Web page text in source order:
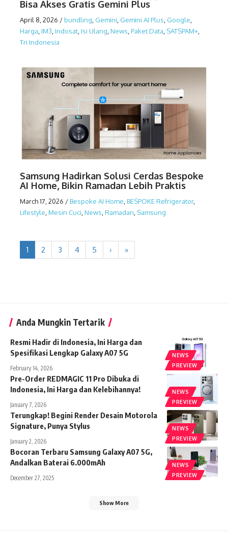
Bisa Akses Gratis Gemini Plus
April 8, 2026 /bundling Gemini Gemini AI Plus Google
Harga IM3 Indosat Isi Ulang News Paket Data SATSPAM+
Tri Indonesia
Samsung Hadirkan Solusi Cerdas Bespoke
AI Home, Bikin Ramadan Lebih Praktis
March 17, 2026 /Bespoke AI Home,BESPOKE Refrigerator,
Lifestyle,Mesin Cuci,News,Ramadan, Samsung
1 2 3 4 5 › »
Anda Mungkin Tertarik
NEWS
PREVIEW
Resmi Hadir di Indonesia, Ini Harga dan
Spesifikasi Lengkap Galaxy A07 5G
February 14, 2026
NEWS
PREVIEW
Pre-Order REDMAGIC 11 Pro Dibuka di
Indonesia, Ini Harga dan Kelebihannya!
January 7, 2026
NEWS
PREVIEW
Terungkap! Begini Render Desain Motorola
Signature, Punya Stylus
January 2, 2026
NEWS
PREVIEW
Bocoran Terbaru Samsung Galaxy A07 5G,
Andalkan Baterai 6.000mAh
December 27, 2025
Show More